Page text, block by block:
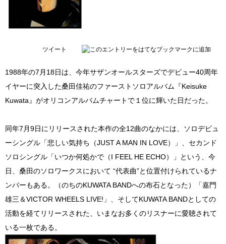
ツイート
1988年の7月18日は、今年サザンオールスターズでデビュー40周年
イヤーに突入した桑田佳祐のファーストソロアルバム『Keisuke
Kuwata』がオリコンアルバムチャートで１位に輝いた日だった。
同年7月9日にリリースされた本作の全12曲のなかには、ソロデビュ
ーシングル「悲しい気持ち（JUST A MAN IN LOVE）」、セカンド
ソロシングル「いつか何処かで（I FEEL HE ECHO）」という、今
日、桑田のソロワークスにおいて “代表曲”と位置付けられているナ
ンバーもある。（のちのKUWATA BANDへの布石となった）「嘉門
雄三＆VICTOR WHEELS LIVE!」、そしてKUWATA BANDとしての
活動を経てリリースされた、いまなお多くのリスナーに愛聴されて
いる一枚である。